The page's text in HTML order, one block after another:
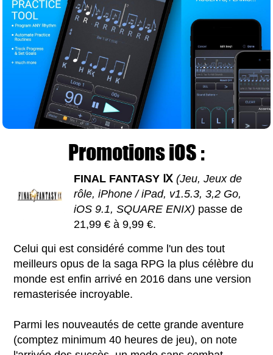
Promotions iOS :
FINAL FANTASY Ⅸ (Jeu, Jeux de
rôle, iPhone / iPad, v1.5.3, 3,2 Go,
iOS 9.1, SQUARE ENIX) passe de
21,99 € à 9,99 €.
Celui qui est considéré comme l'un des tout
meilleurs opus de la saga RPG la plus célèbre du
monde est enfin arrivé en 2016 dans une version
remasterisée incroyable.
Parmi les nouveautés de cette grande aventure
(comptez minimum 40 heures de jeu), on note